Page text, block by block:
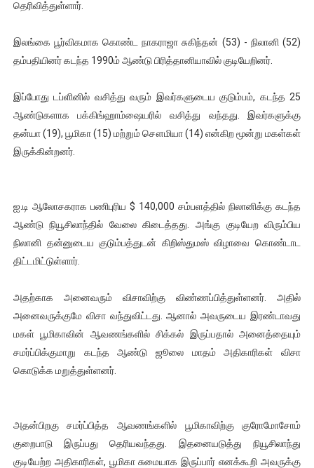
இளையராஜா – கமல் அவசர சந்திப்பு (படங்கள், விடியோ)
32 CM விநோத கன்றுக்குட்டி! (வீடியோ)
வலிமை தான் அஜித் திரைப்பயணத்திலே அதிக காலெக்ஷன் செய்த
தெரிவித்துள்ளார்.
இலங்கை பூர்விகமாக கொண்ட நாகராஜா சுகிந்தன் (53) - நிலானி (52)
தம்பதியினர் கடந்த 1990ம் ஆண்டு பிரித்தானியாவில் குடியேறினர்.
இப்போது டப்ளினில் வசித்து வரும் இவர்களுடைய குடும்பம், கடந்த 25
ஆண்டுகளாக பக்கிங்ஹாம்ஷையரில் வசித்து வந்தது. இவர்களுக்கு
தன்யா (19), பூமிகா (15) மற்றும் சௌமியா (14) என்கிற மூன்று மகள்கள்
இருக்கின்றனர்.
ஐ.டி ஆலோசகராக பணிபுரிய $ 140,000 சம்பளத்தில் நிலானிக்கு கடந்த
ஆண்டு நியூசிலாந்தில் வேலை கிடைத்தது. அங்கு குடியேற விரும்பிய
நிலானி தன்னுடைய குடும்பத்துடன் கிறிஸ்துமஸ் விழாவை கொண்டாட
திட்டமிட்டுள்ளார்.
அதற்காக அனைவரும் விசாவிற்கு விண்ணப்பித்துள்ளனர். அதில்
அனைவருக்குமே விசா வந்துவிட்டது. ஆனால் அவருடைய இரண்டாவது
மகள் பூமிகாவின் ஆவணங்களில் சிக்கல் இருப்பதால் அனைத்தையும்
சமர்ப்பிக்குமாறு கடந்த ஆண்டு ஜூலை மாதம் அதிகாரிகள் விசா
கொடுக்க மறுத்துள்ளனர்.
அதன்பிறகு சமர்ப்பித்த ஆவணங்களில் பூமிகாவிற்கு குரோமோசோம்
குறைபாடு இருப்பது தெரியவந்தது. இதனையடுத்து நியூசிலாந்து
குடியேற்ற அதிகாரிகள், பூமிகா சுமையாக இருப்பார் எனக்கூறி அவருக்கு